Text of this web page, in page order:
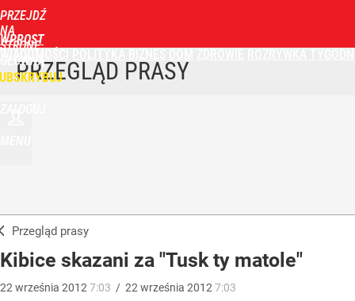
PRZEJDŹ
NA
STRONĘ
GŁÓWNĄ
WPROST
PRZEGLĄD PRASY
Przegląd prasy
Kibice skazani za "Tusk ty matole"
22 września 2012 7:03 / 22 września 2012 7:03